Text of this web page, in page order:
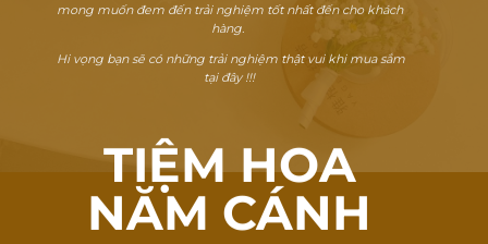
mong muốn đem đến trải nghiệm tốt nhất đến cho khách
hàng.
Hi vọng bạn sẽ có những trải nghiệm thật vui khi mua sắm
tại đây !!!
TIỆM HOA
NĂM CÁNH